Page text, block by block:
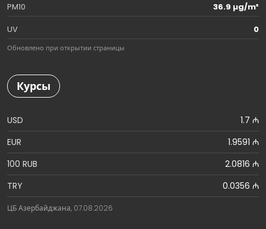
PM10
36.9 µg/m³
UV
0
Обновлено при открытии страницы
Курсы
USD
1.7 ₼
EUR
1.9591 ₼
100 RUB
2.0816 ₼
TRY
0.0356 ₼
ЦБ Азербайджана, 07.08.2026